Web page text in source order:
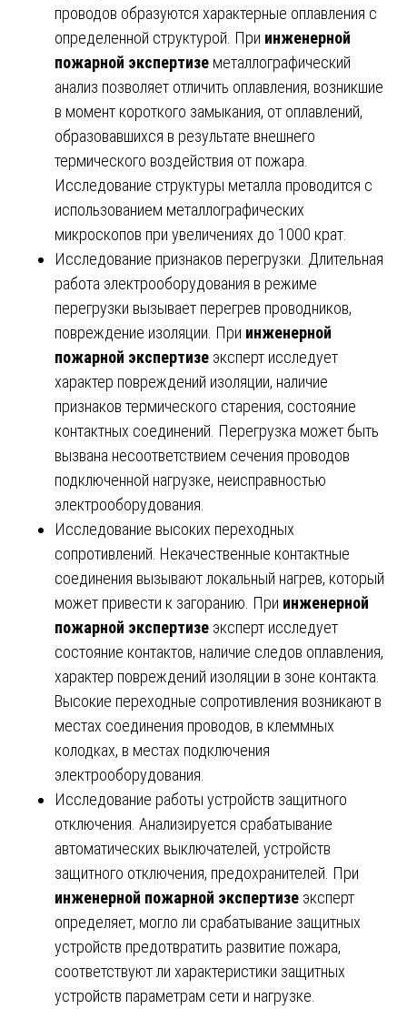
проводов образуются характерные оплавления с
определенной структурой. При инженерной
пожарной экспертизе металлографический
анализ позволяет отличить оплавления, возникшие
в момент короткого замыкания, от оплавлений,
образовавшихся в результате внешнего
термического воздействия от пожара.
Исследование структуры металла проводится с
использованием металлографических
микроскопов при увеличениях до 1000 крат.
Исследование признаков перегрузки. Длительная
работа электрооборудования в режиме
перегрузки вызывает перегрев проводников,
повреждение изоляции. При инженерной
пожарной экспертизе эксперт исследует
характер повреждений изоляции, наличие
признаков термического старения, состояние
контактных соединений. Перегрузка может быть
вызвана несоответствием сечения проводов
подключенной нагрузке, неисправностью
электрооборудования.
Исследование высоких переходных
сопротивлений. Некачественные контактные
соединения вызывают локальный нагрев, который
может привести к загоранию. При инженерной
пожарной экспертизе эксперт исследует
состояние контактов, наличие следов оплавления,
характер повреждений изоляции в зоне контакта.
Высокие переходные сопротивления возникают в
местах соединения проводов, в клеммных
колодках, в местах подключения
электрооборудования.
Исследование работы устройств защитного
отключения. Анализируется срабатывание
автоматических выключателей, устройств
защитного отключения, предохранителей. При
инженерной пожарной экспертизе эксперт
определяет, могло ли срабатывание защитных
устройств предотвратить развитие пожара,
соответствуют ли характеристики защитных
устройств параметрам сети и нагрузке.